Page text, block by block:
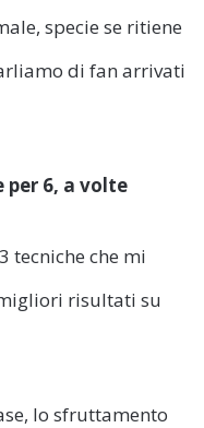
specie se ritiene
di fan arrivati
per 6, a volte
tecniche che mi
risultati su
lo sfruttamento